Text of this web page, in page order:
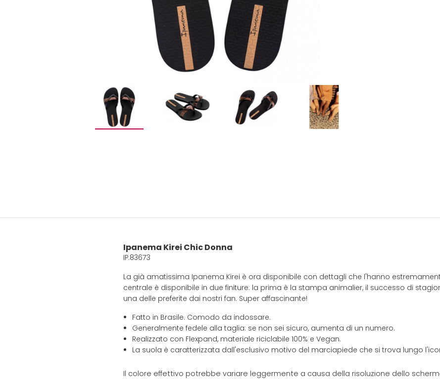
Ipanema Kirei Chic Donna
IP.83673
La già amatissima Ipanema Kirei è ora disponibile con dettagli che l'hanno
centrale è disponibile in due finiture: la prima è la stampa animalier, il successo di
una delle preferite dai nostri fan. Super affascinante!
Fatto in Brasile. Comodo da indossare.
Generalmente fedele alla taglia: se non sei sicuro, aumenta di un numero.
Realizzato con Flexpand, materiale riciclabile 100% e Vegan.
La suola è caratterizzata dall'esclusivo motivo del marciapiede che si trova lungo
Il colore effettivo potrebbe variare leggermente a causa della risoluzione dello